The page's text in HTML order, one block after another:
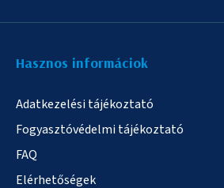
Hasznos informáciok
Adatkezelési tájékoztató
Fogyasztóvédelmi tájékoztató
FAQ
Elérhetőségek